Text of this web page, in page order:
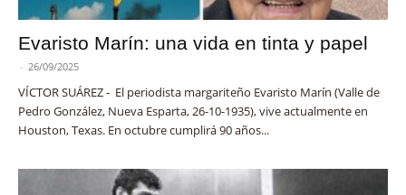
Evaristo Marín: una vida en tinta y papel
- 26/09/2025
VÍCTOR SUÁREZ - El periodista margariteño Evaristo Marín (Valle de
Pedro González, Nueva Esparta, 26-10-1935), vive actualmente en
Houston, Texas. En octubre cumplirá 90 años...